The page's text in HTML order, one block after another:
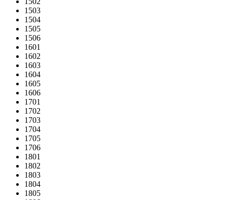
1503
1504
1505
1506
1601
1602
1603
1604
1605
1606
1701
1702
1703
1704
1705
1706
1801
1802
1803
1804
1805